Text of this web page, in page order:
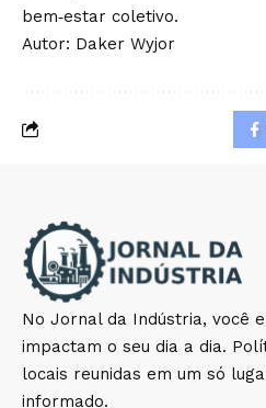
bem‑estar coletivo.
Autor: Daker Wyjor
No Jornal da Indústria, você
impactam o seu dia a dia.
locais reunidas em um só
informado.